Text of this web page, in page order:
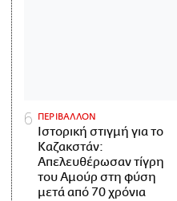
ΠΕΡΙΒΑΛΛΟΝ
Ιστορική στιγμή για το
Καζακστάν:
Απελευθέρωσαν τίγρη
του Αμούρ στη φύση
μετά από 70 χρόνια